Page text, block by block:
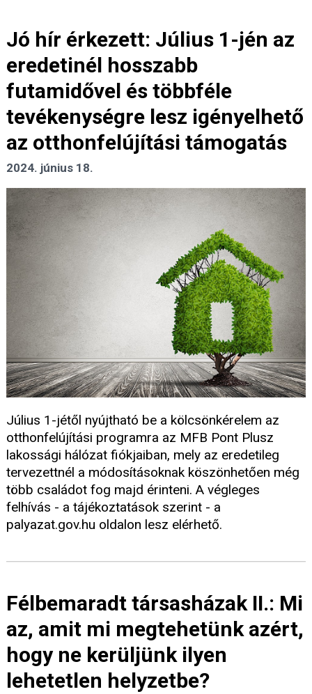
Jó hír érkezett: Július 1-jén az
eredetinél hosszabb
futamidővel és többféle
tevékenységre lesz igényelhető
az otthonfelújítási támogatás
2024. június 18.
Július 1-jétől nyújtható be a kölcsönkérelem az
otthonfelújítási programra az MFB Pont Plusz
lakossági hálózat fiókjaiban, mely az eredetileg
tervezettnél a módosításoknak köszönhetően még
több családot fog majd érinteni. A végleges
felhívás - a tájékoztatások szerint - a
palyazat.gov.hu oldalon lesz elérhető.
Félbemaradt társasházak II.: Mi
az, amit mi megtehetünk azért,
hogy ne kerüljünk ilyen
lehetetlen helyzetbe?